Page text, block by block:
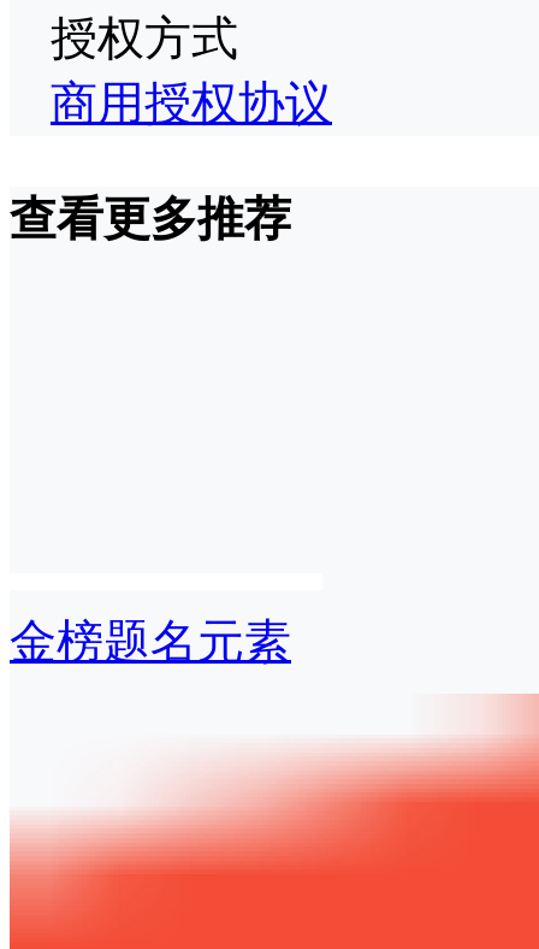
授权方式
商用授权协议
查看更多推荐
金榜题名元素